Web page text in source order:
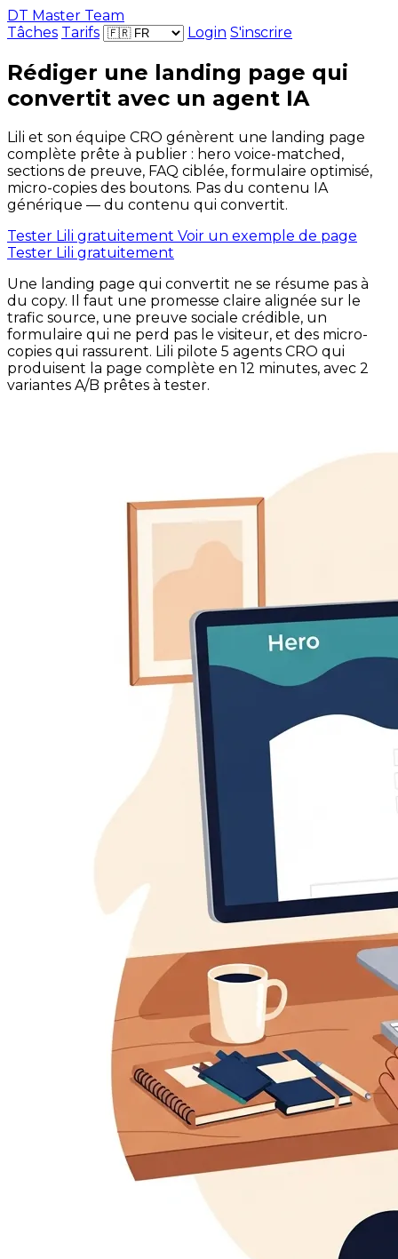
DT Master Team
Tâches Tarifs Login S'inscrire
Rédiger une landing page qui
convertit avec un agent IA
Lili et son équipe CRO génèrent une landing page
complète prête à publier : hero voice-matched,
sections de preuve, FAQ ciblée, formulaire optimisé,
micro-copies des boutons. Pas du contenu IA
générique — du contenu qui convertit.
Tester Lili gratuitement Voir un exemple de page
Tester Lili gratuitement
Une landing page qui convertit ne se résume pas à
du copy. Il faut une promesse claire alignée sur le
trafic source, une preuve sociale crédible, un
formulaire qui ne perd pas le visiteur, et des micro-
copies qui rassurent. Lili pilote 5 agents CRO qui
produisent la page complète en 12 minutes, avec 2
variantes A/B prêtes à tester.